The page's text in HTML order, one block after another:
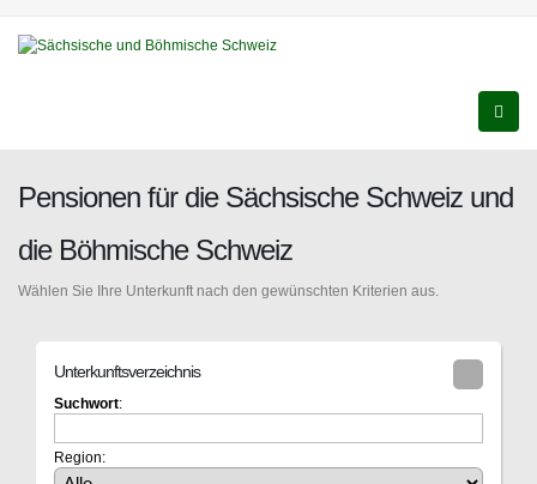
Pensionen für die Sächsische Schweiz und
die Böhmische Schweiz
Wählen Sie Ihre Unterkunft nach den gewünschten Kriterien aus.
Unterkunftsverzeichnis
Suchwort:
Region: